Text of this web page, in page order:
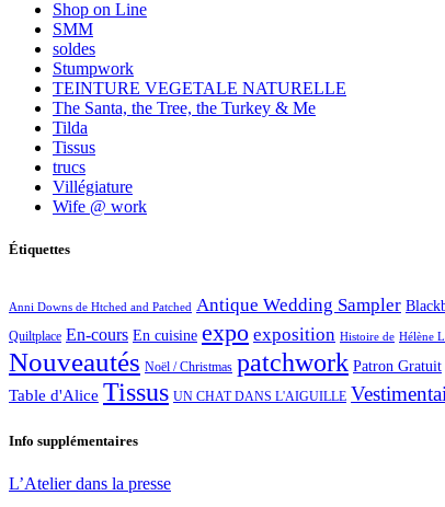
Shop on Line
SMM
soldes
Stumpwork
TEINTURE VEGETALE NATURELLE
The Santa, the Tree, the Turkey & Me
Tilda
Tissus
trucs
Villégiature
Wife @ work
Étiquettes
Anni Downs de Htched and Patched Antique Wedding Sampler
Quiltplace En-cours En cuisine expo exposition Histoire de Hélène
Nouveautés Noël / Christmas patchwork Patron Gratuit
Table d'Alice Tissus UN CHAT DANS L'AIGUILLE
Info supplémentaires
L’Atelier dans la presse